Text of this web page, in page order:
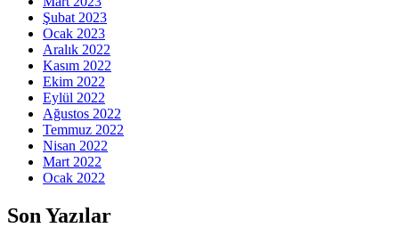
Şubat 2023
Ocak 2023
Aralık 2022
Kasım 2022
Ekim 2022
Eylül 2022
Ağustos 2022
Temmuz 2022
Nisan 2022
Mart 2022
Ocak 2022
Son Yazılar